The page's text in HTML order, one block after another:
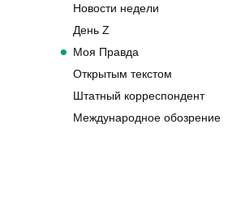
Новости недели
День Z
Моя Правда
Открытым текстом
Штатный корреспондент
Международное обозрение